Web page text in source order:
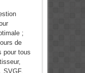
;
de
pour tous
SVGF,